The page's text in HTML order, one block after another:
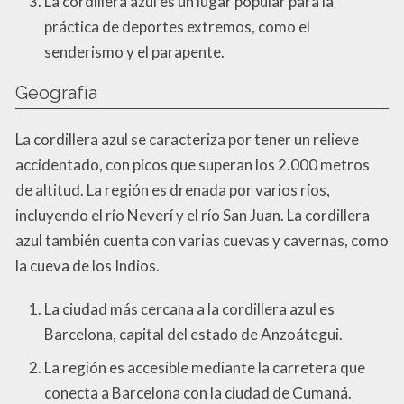
práctica de deportes extremos, como el
senderismo y el parapente.
Geografía
La cordillera azul se caracteriza por tener un relieve
accidentado, con picos que superan los 2.000 metros
de altitud. La región es drenada por varios ríos,
incluyendo el río Neverí y el río San Juan. La cordillera
azul también cuenta con varias cuevas y cavernas, como
la cueva de los Indios.
La ciudad más cercana a la cordillera azul es
Barcelona, capital del estado de Anzoátegui.
La región es accesible mediante la carretera que
conecta a Barcelona con la ciudad de Cumaná.